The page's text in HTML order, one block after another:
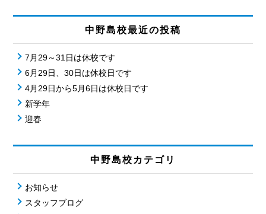
中野島校最近の投稿
7月29～31日は休校です
6月29日、30日は休校日です
4月29日から5月6日は休校日です
新学年
迎春
中野島校カテゴリ
お知らせ
スタッフブログ